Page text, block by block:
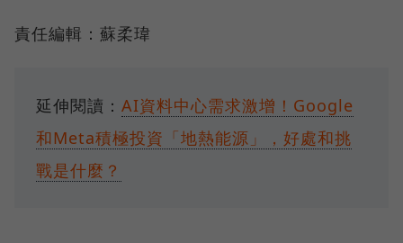
責任編輯：蘇柔瑋
延伸閱讀： AI資料中心需求激增！Google
和Meta積極投資「地熱能源」，好處和挑
戰是什麼？